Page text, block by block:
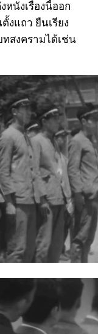
หนังเรื่องนี้ออก
งแถว ยืนเรียง
สงครามได้เช่น